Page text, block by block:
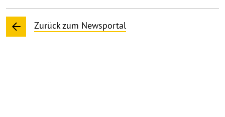
Zurück zum Newsportal